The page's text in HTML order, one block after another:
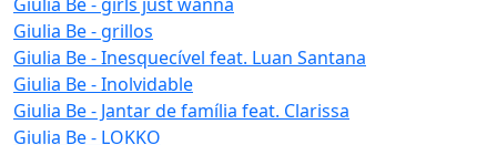
Giulia Be - grillos
Giulia Be - Inesquecível feat. Luan Santana
Giulia Be - Inolvidable
Giulia Be - Jantar de família feat. Clarissa
Giulia Be - LOKKO